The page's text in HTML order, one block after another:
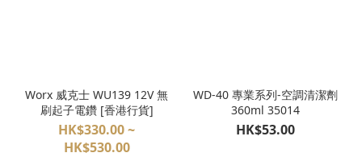
Worx 威克士 WU139 12V 無
刷起子電鑽 [香港行貨]
HK$330.00 ~
HK$530.00
WD-40 專業系列-空調清潔劑
360ml 35014
HK$53.00